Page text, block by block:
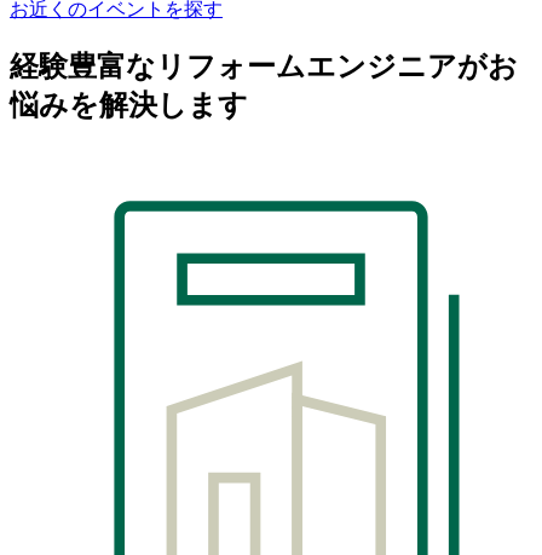
お近くのイベントを探す
経験豊富なリフォームエンジニアがお
悩みを解決します